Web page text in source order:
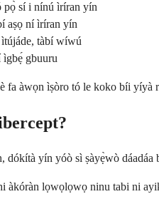
sí i nínú ìríran yín
aṣọ ní ìríran yín
tàbí wíwú
gbuuru
fa àwọn ìṣòro tó le koko bíi
dókítà yín yóò sì ṣàyẹ̀wò
àkóràn lọwọlọwọ ninu tabi ni